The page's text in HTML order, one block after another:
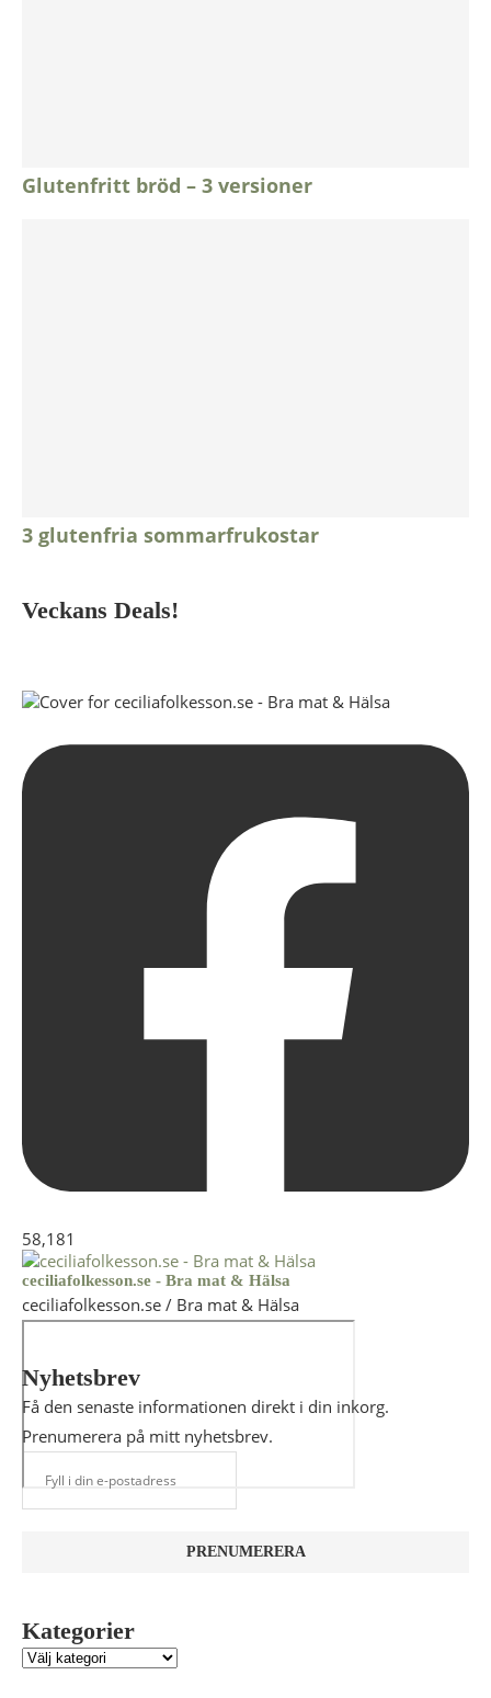
Glutenfritt bröd – 3 versioner
3 glutenfria sommarfrukostar
Veckans Deals!
58,181
ceciliafolkesson.se - Bra mat & Hälsa
ceciliafolkesson.se / Bra mat & Hälsa
Nyhetsbrev
Få den senaste informationen direkt i din inkorg.
Prenumerera på mitt nyhetsbrev.
Kategorier